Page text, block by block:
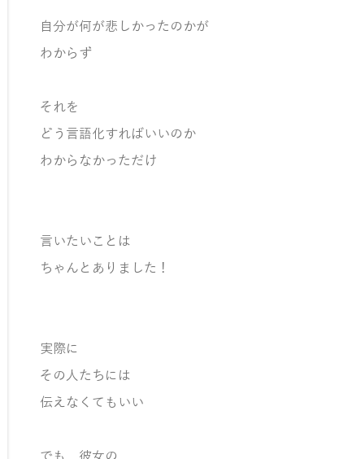
自分が何が悲しかったのかが
わからず
それを
どう言語化すればいいのか
わからなかっただけ
言いたいことは
ちゃんとありました！
実際に
その人たちには
伝えなくてもいい